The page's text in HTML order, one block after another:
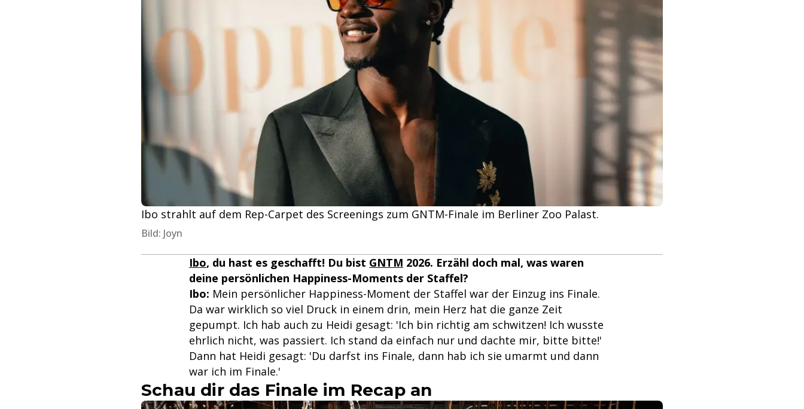
Ibo strahlt auf dem Rep-Carpet des Screenings zum GNTM-Finale im Berliner Zoo Palast.
Bild: Joyn
Ibo, du hast es geschafft! Du bist GNTM 2026. Erzähl doch mal, was waren
deine persönlichen Happiness-Moments der Staffel?
Ibo: Mein persönlicher Happiness-Moment der Staffel war der Einzug ins Finale.
Da war wirklich so viel Druck in einem drin, mein Herz hat die ganze Zeit
gepumpt. Ich hab auch zu Heidi gesagt: 'Ich bin richtig am schwitzen! Ich wusste
ehrlich nicht, was passiert. Ich stand da einfach nur und dachte mir, bitte bitte!'
Dann hat Heidi gesagt: 'Du darfst ins Finale, dann hab ich sie umarmt und dann
war ich im Finale.'
Schau dir das Finale im Recap an